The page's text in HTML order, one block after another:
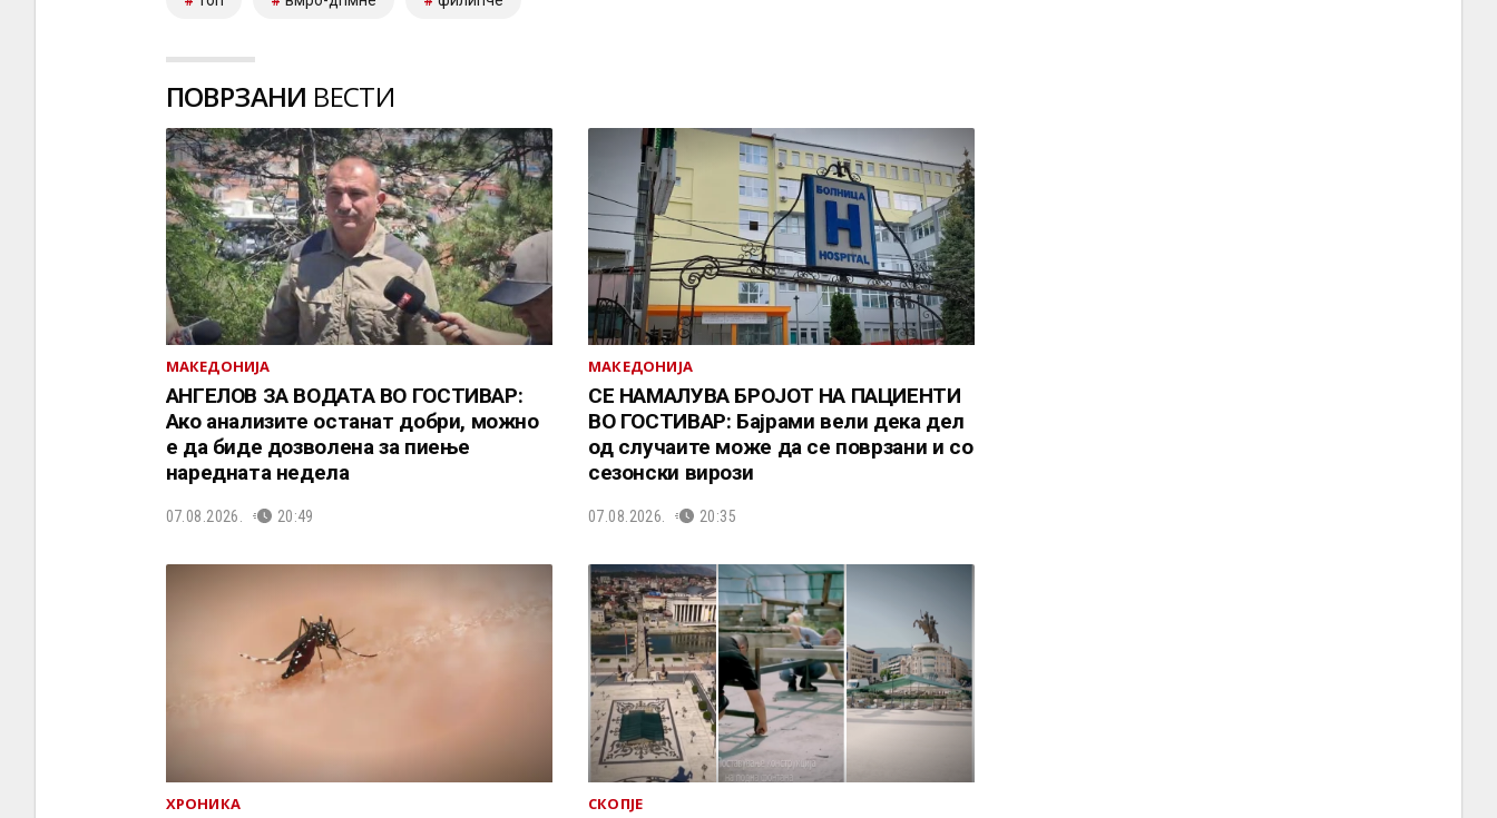
ПОВРЗАНИ ВЕСТИ
МАКЕДОНИЈА
АНГЕЛОВ ЗА ВОДАТА ВО ГОСТИВАР:
Ако анализите останат добри, можно
е да биде дозволена за пиење
наредната недела
07.08.2026. 20:49
МАКЕДОНИЈА
СЕ НАМАЛУВА БРОЈОТ НА ПАЦИЕНТИ
ВО ГОСТИВАР: Бајрами вели дека дел
од случаите може да се поврзани и со
сезонски вирози
07.08.2026. 20:35
ХРОНИКА СКОПЈЕ